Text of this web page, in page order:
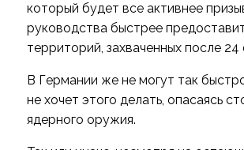
который будет все активнее
руководства быстрее
территорий, захваченных после 24
В Германии же не могут так
не хочет этого делать, опасаясь
ядерного оружия.